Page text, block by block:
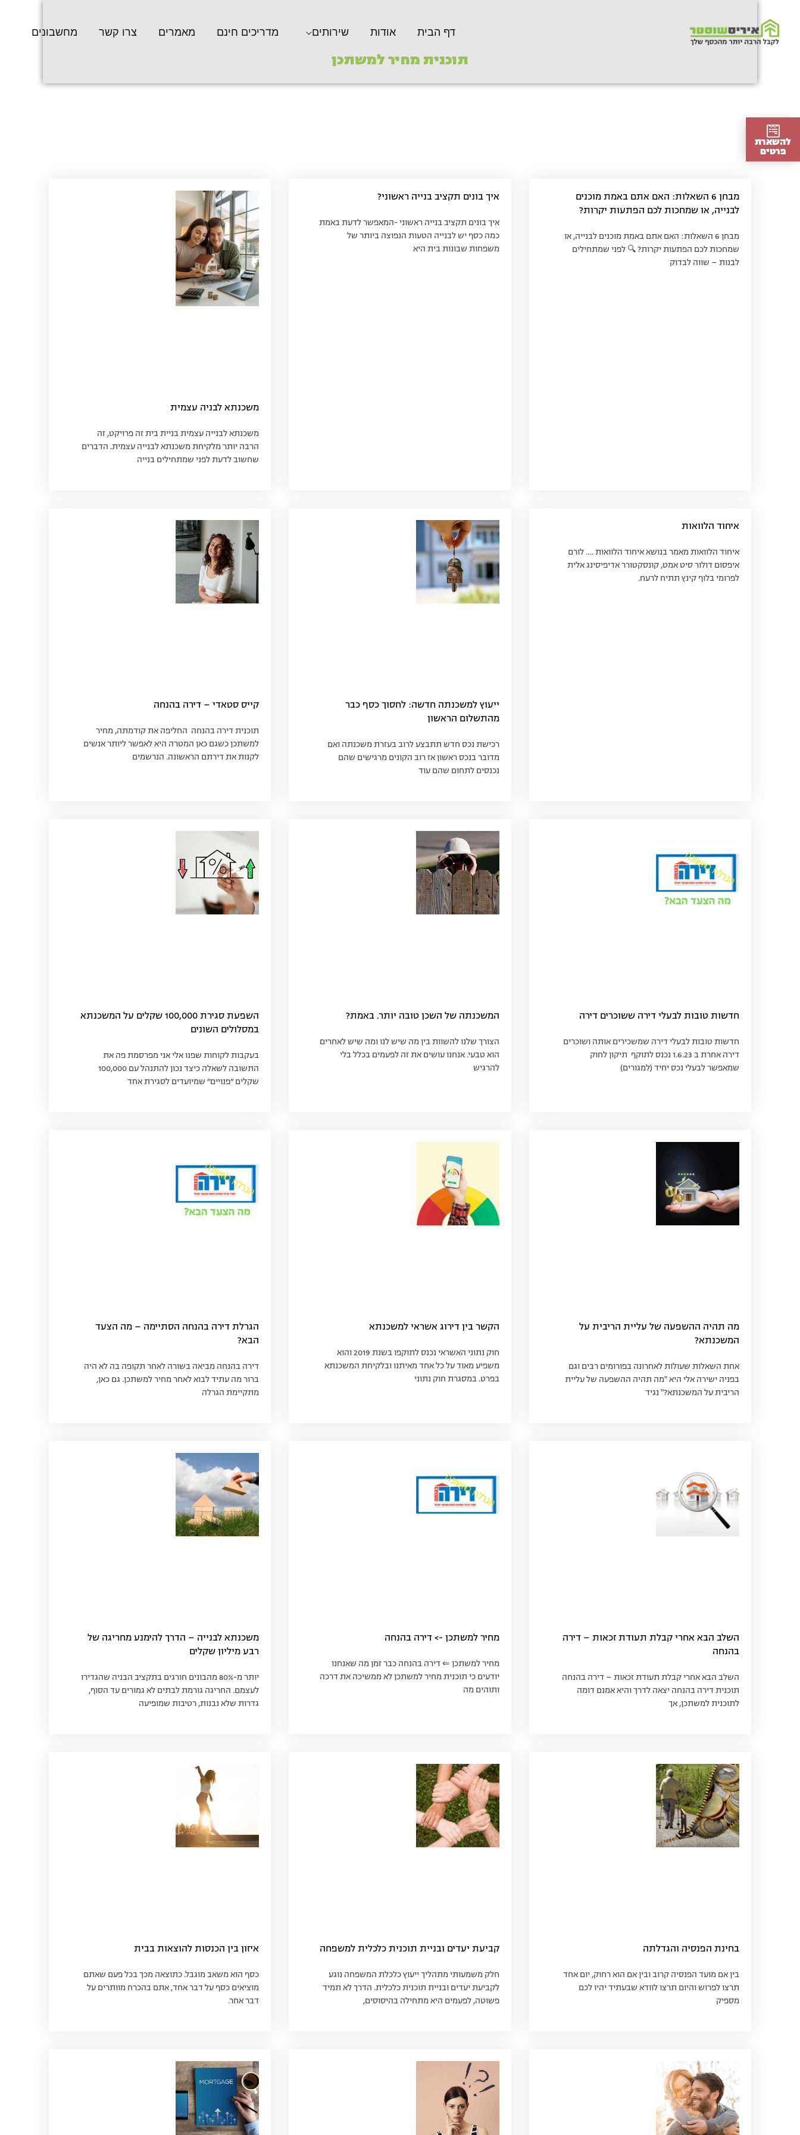
לתוכן
דף הבית אודות שירותים מדריכים חינם מאמרים צרו קשר מחשבונים
תוכנית מחיר למשתכן
מבחן 6 השאלות: האם אתם באמת מוכנים
לבנייה, או שמחכות לכם הפתעות יקרות?
מבחן 6 השאלות: האם אתם באמת מוכנים לבנייה, או
שמחכות לכם הפתעות יקרות? 🔍 לפני שמתחילים
לבנות – שווה לבדוק
איך בונים תקציב בנייה ראשוני?
איך בונים תקציב בנייה ראשוני -המאפשר לדעת באמת
כמה כסף יש לבנייה הטעות הנפוצה ביותר של
משפחות שבונות בית היא
משכנתא לבניה עצמית
משכנתא לבנייה עצמית בניית בית זה פרויקט, זה
הרבה יותר מלקיחת משכנתא לבנייה עצמית. הדברים
שחשוב לדעת לפני שמתחילים בנייה
איחוד הלוואות
איחוד הלוואות מאמר בנושא איחוד הלוואות …. לורם
איפסום דולור סיט אמט, קונסקטורר אדיפיסינג אלית
לפרומי בלוף קינץ תתיח לרעח.
ייעוץ למשכנתה חדשה: לחסוך כסף כבר
מהתשלום הראשון‏
רכישת נכס חדש תתבצע לרוב בעזרת משכנתה ואם
מדובר בנכס ראשון אז רוב הקונים מרגישים שהם
נכנסים לתחום שהם עוד
קייס סטאדי – דירה בהנחה
תוכנית דירה בהנחה החליפה את קודמתה, מחיר
למשתכן כשגם כאן המטרה היא לאפשר ליותר אנשים
לקנות את דירתם הראשונה. הנרשמים
חדשות טובות לבעלי דירה ששוכרים דירה
חדשות טובות לבעלי דירה שמשכירים אותה ושוכרים
דירה אחרת ב 1.6.23 נכנס לתוקף תיקון לחוק
שמאפשר לבעלי נכס יחיד (למגורים)
המשכנתה של השכן טובה יותר. באמת?
הצורך שלנו להשוות בין מה שיש לנו ומה שיש לאחרים
הוא טבעי. אנחנו עושים את זה לפעמים בכלל בלי
להרגיש
השפעת סגירת 100,000 שקלים על המשכנתא
במסלולים השונים
בעקבות לקוחות שפנו אלי אני מפרסמת פה את
התשובה לשאלה כיצד נכון להתנהל עם 100,000
שקלים ״פנויים״ שמיועדים לסגירת אחד
מה תהיה ההשפעה של עליית הריבית על
המשכנתא?
אחת השאלות שעולות לאחרונה בפורומים רבים וגם
בפניה ישירה אלי היא "מה תהיה ההשפעה של עליית
הריבית על המשכנתא?" נגיד
הקשר בין דירוג אשראי למשכנתא
חוק נתוני האשראי נכנס לתוקפו בשנת 2019 והוא
משפיע מאוד על כל אחד מאיתנו ובלקיחת המשכנתא
בפרט. במסגרת חוק נתוני
הגרלת דירה בהנחה הסתיימה – מה הצעד
הבא?
דירה בהנחה מביאה בשורה לאחר תקופה בה לא היה
ברור מה עתיד לבוא לאחר מחיר למשתכן. גם כאן,
מתקיימת הגרלה
השלב הבא אחרי קבלת תעודת זכאות – דירה
בהנחה
השלב הבא אחרי קבלת תעודת זכאות – דירה בהנחה
תוכנית דירה בהנחה יצאה לדרך והיא אמנם דומה
לתוכנית למשתכן, אך
מחיר למשתכן -> דירה בהנחה
מחיר למשתכן ⇐ דירה בהנחה כבר זמן מה שאנחנו
יודעים כי תוכנית מחיר למשתכן לא ממשיכה את דרכה
ותוהים מה
משכנתא לבנייה – הדרך להימנע מחריגה של
רבע מיליון שקלים
יותר מ-80% מהבונים חורגים בתקציב הבניה שהגדירו
לעצמם. החריגה גורמת לבתים לא גמורים עד הסוף,
גדרות שלא נבנות, רטיבות שמופיעה
בחינת הפנסיה והגדלתה
בין אם מועד הפנסיה קרוב ובין אם הוא רחוק, יום אחד
תרצו לפרוש והיום תרצו לוודא שבעתיד יהיו לכם
מספיק
קביעת יעדים ובניית תוכנית כלכלית למשפחה
חלק משמעותי מתהליך ייעוץ כלכלת המשפחה נוגע
לקביעת יעדים ובניית תוכנית כלכלית. הדרך לא תמיד
פשוטה, לפעמים היא מתחילה בהיסוסים,
איזון בין הכנסות להוצאות בבית
כסף הוא משאב מוגבל. כתוצאה מכך בכל פעם שאתם
מוציאים כסף על דבר אחד, אתם בהכרח מוותרים על
דבר אחר.
להשארת
פרטים